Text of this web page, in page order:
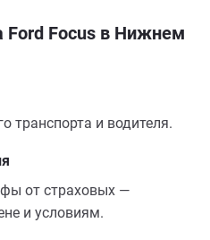
Focus в Нижнем
транспорта и водителя.
от страховых —
и условиям.